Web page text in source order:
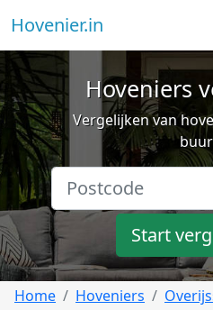
Hovenier.in
Hoveniers
Vergelijken van
Start
Home Hoveniers